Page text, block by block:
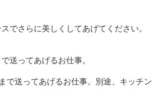
でさらに美しくしてあげてください。
送ってあげるお仕事。
で送ってあげるお仕事。別途、キッチ